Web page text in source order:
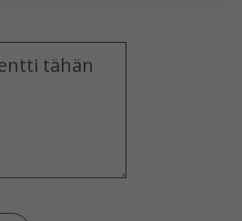
näiden evästeiden käytön.